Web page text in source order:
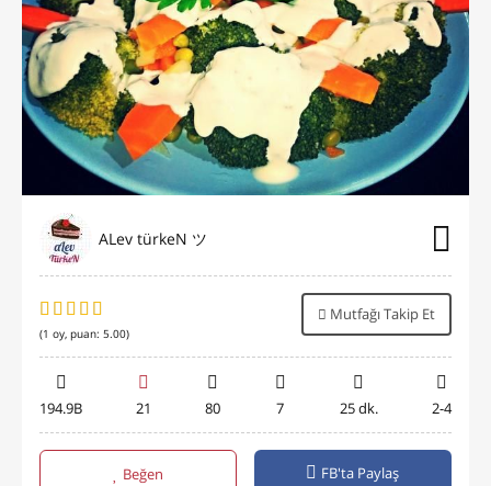
ALev türkeN ツ
(1 oy, puan: 5.00)
Mutfağı Takip Et
194.9B 21 80 7 25 dk. 2-4
Beğen FB'ta Paylaş